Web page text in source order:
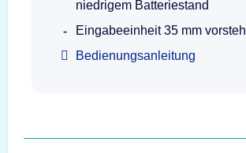
niedrigem Batteriestand
Eingabeeinheit 35 mm
Bedienungsanleitung